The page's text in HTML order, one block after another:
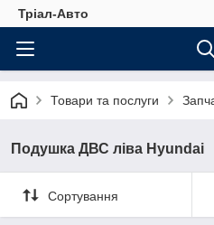
Тріал-Авто
Товари та послуги
Подушка ДВС ліва Hyundai
Сортування